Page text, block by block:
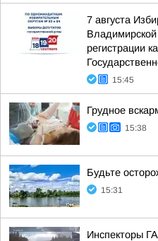
7 августа
регистрации
15:45
Грудное
15:38
Будьте
15:31
Инспекторы